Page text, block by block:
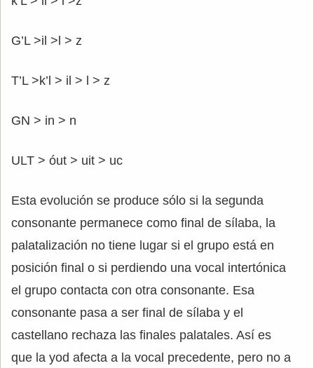
G’L >il >l > z
T’L >k’l > il > l > z
GN > in > n
ULT > óut > uit > uc
Esta evolución se produce sólo si la segunda
consonante permanece como final de sílaba, la
palatalización no tiene lugar si el grupo está en
posición final o si perdiendo una vocal intertónica
el grupo contacta con otra consonante. Esa
consonante pasa a ser final de sílaba y el
castellano rechaza las finales palatales. Así es
que la yod afecta a la vocal precedente, pero no a